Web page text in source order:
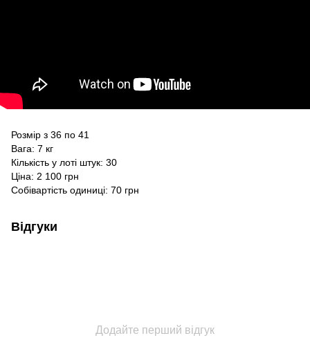
Розмір з 36 по 41
Вага: 7 кг
Кількість у лоті штук: 30
Ціна: 2 100 грн
Собівартість одиниці: 70 грн
Відгуки
Додайте перший відгук